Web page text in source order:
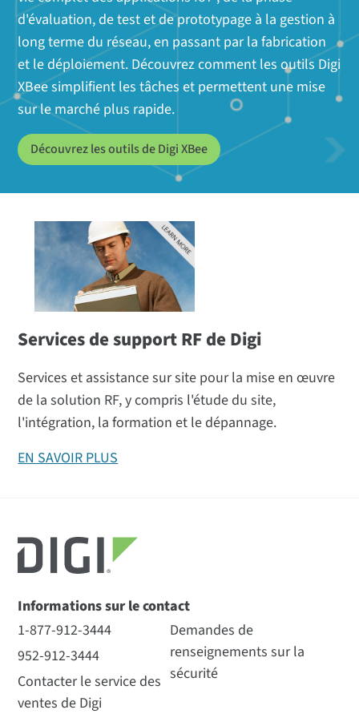
d'évaluation, de test et de prototypage à la gestion à
long terme du réseau, en passant par la fabrication
et le déploiement. Découvrez comment les outils Digi
XBee simplifient les tâches et permettent une mise
sur le marché plus rapide.
Découvrez les outils de Digi XBee
Services de support RF de Digi
Services et assistance sur site pour la mise en œuvre
de la solution RF, y compris l'étude du site,
l'intégration, la formation et le dépannage.
EN SAVOIR PLUS
Tous (28) Kits S2C
Conseils de développement
Service et soutien (4)
Kits S2C
PERFORMANCE
CHIPSET ÉMETTEUR-RÉCEPTEUR
Livre blanc
(1)
40 000 Digi XBee Les
Informations sur le contact
1-877-912-3444
952-912-3444
Contacter le service des
ventes de Digi
Demandes de
renseignements sur la
sécurité